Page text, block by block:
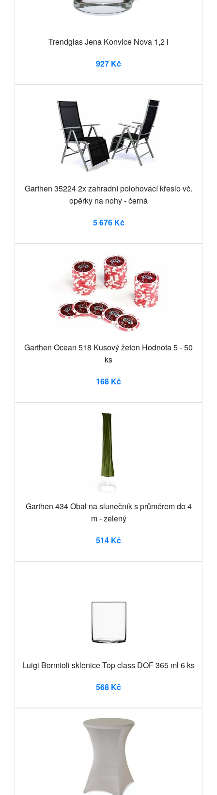
Trendglas Jena Konvice Nova 1,2 l
927 Kč
Garthen 35224 2x zahradní polohovací křeslo vč.
opěrky na nohy - černá
5 676 Kč
Garthen Ocean 518 Kusový žeton Hodnota 5 - 50
ks
168 Kč
Garthen 434 Obal na slunečník s průměrem do 4
m - zelený
514 Kč
Luigi Bormioli sklenice Top class DOF 365 ml 6 ks
568 Kč